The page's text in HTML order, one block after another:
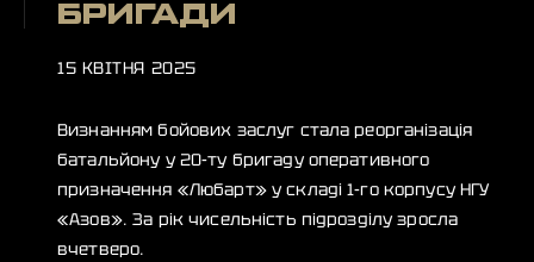
БРИГАДИ
15 КВІТНЯ 2025
Визнанням бойових заслуг стала реорганізація
батальйону у 20-ту бригаду оперативного
призначення «Любарт» у складі 1-го корпусу НГУ
«Азов». За рік чисельність підрозділу зросла
вчетверо.